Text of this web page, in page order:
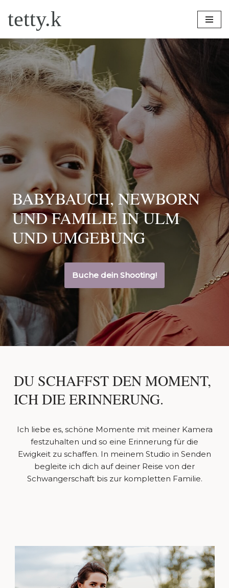
Zum
Inhalt
springen
tetty.k
BABYBAUCH, NEWBORN
UND FAMILIE IN ULM
UND UMGEBUNG
Buche dein Shooting!
DU SCHAFFST DEN MOMENT,
ICH DIE ERINNERUNG.
Ich liebe es, schöne Momente mit meiner Kamera
festzuhalten und so eine Erinnerung für die
Ewigkeit zu schaffen. In meinem Studio in Senden
begleite ich dich auf deiner Reise von der
Schwangerschaft bis zur kompletten Familie.